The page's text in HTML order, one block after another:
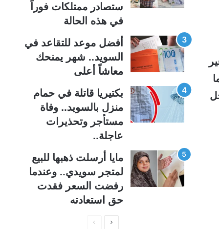
ة
ستصادر ممتلكات فوراً
في هذه الحالة
أفضل موعد للتقاعد في
السويد.. شهر يمنحك
معاشاً أعلى
بكتيريا قاتلة في حمام
منزل بالسويد.. وفاة
مستأجر وتحذيرات
عاجلة..
مايا أرسلت ذهبها للبيع
لمتجر سويدي.. وعندما
رفضت السعر فقدت
حق استعادته